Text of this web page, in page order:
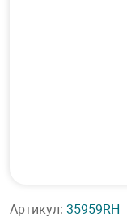
Артикул: 35959RH